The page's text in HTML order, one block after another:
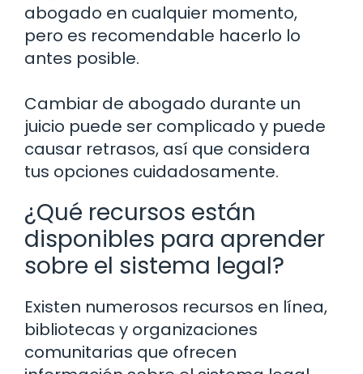
abogado en cualquier momento,
pero es recomendable hacerlo lo
antes posible.
Cambiar de abogado durante un
juicio puede ser complicado y puede
causar retrasos, así que considera
tus opciones cuidadosamente.
¿Qué recursos están
disponibles para aprender
sobre el sistema legal?
Existen numerosos recursos en línea,
bibliotecas y organizaciones
comunitarias que ofrecen